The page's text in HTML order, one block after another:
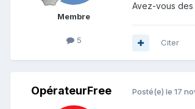
Membre
5
Avez-vous
Citer
OpérateurFree Posté(e) le 17